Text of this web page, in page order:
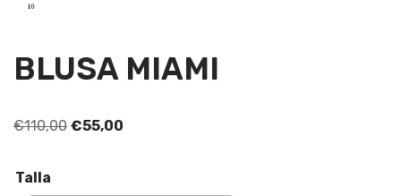
BLUSA MIAMI
€110,00 €55,00
Talla